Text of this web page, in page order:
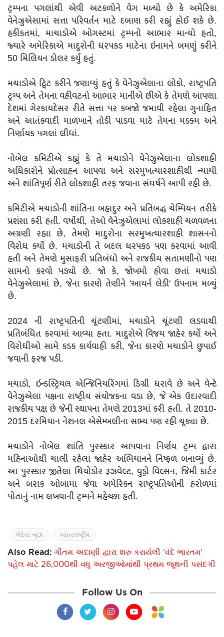
ટ્રમ્પના પગલાંથી એવી અટકળોને વેગ મળ્યો છે કે અમેરિકા
વેનેઝુએસામાં સત્તા પરિવર્તન માટે દબાણ કરી રહ્યું હોઈ શકે છે.
હકીકતમાં, માચાડોએ ઓગસ્ટમાં ટ્રમ્પનો આભાર માન્યો હતો,
જ્યારે અમેરિકાએ માદુરોની ધરપકડ માટેના ઇનામને બમણું કરીને
50 મિલિયન ડોલર કર્યું હતું.
મચાડોએ ટ્વિટ કરીને જણાવ્યું હતું કે વેનેઝુએલાના લોકો, રાષ્ટ્રપતિ
ટ્રમ્પ અને તેમના વહીવટનો આભાર માનીએ છીએ કે તેમણે આપણા
દેશમાં ગેરકાયદેસર રીતે સત્તા પર કબજો જમાવી રહેલા ગુનાહિત
અને આતંકવાદી માળખાને તોડી પાડવા માટે તેમના મક્કમ અને
નિર્ણાયક પગલાં લીધાં.
નોબેલ કમિટીએ કહ્યું કે તે મચાડોને વેનેઝુએલાના લોકશાહી
અધિકારોને પ્રોત્સાહન આપવા અને સરમુખત્યારશાહીથી ન્યાયી
અને શાંતિપૂર્ણ રીતે લોકશાહી તરફ જવાના સંઘર્ષને આપી રહી છે.
કમિટીએ મચાડોની શાંતિના બહાદુર અને પ્રતિબદ્ધ ચેમ્પિયન તરીકે
પ્રશંસા કરી હતી. વર્ષોથી, તેઓ વેનેઝુએલામાં લોકશાહી ચળવળના
અગ્રણી રહ્યા છે, તેમણે માદુરોના સરમુખત્યારશાહી શાસનનો
વિરોધ કર્યો છે. મચાડોની તે બદલ ધરપકડ પણ કરવામાં આવી
હતી અને તેમણે મુસાફરી પ્રતિબંધો અને રાજકીય સતામણીનો પણ
સામનો કરવો પડ્યો છે. જો કે, જોખમો હોવા છતાં મચાડો
વેનેઝુએલામાં છે, જેના કારણે તેણીને 'આયર્ન લેડી' ઉપનામ મળ્યું
છે.
2024 ની રાષ્ટ્રપતિની ચૂંટણીમાં, મચાડોને ચૂંટણી લડવાથી
પ્રતિબંધિત કરવામાં આવ્યા હતા. માદુરોએ વિજય જાહેર કર્યો અને
વિરોધીઓ સામે કડક કાર્યવાહી કરી, જેના કારણે મચાડોને છુપાઈ
જવાની ફરજ પડી.
મચાડો, ઇન્ડસ્ટ્રિયલ એન્જિનિયરિંગમાં ડિગ્રી ધરાવે છે અને વેન્ટે
વેનેઝુએલા પક્ષના રાષ્ટ્રીય સંયોજકના વડા છે, જે એક ઉદારવાદી
રાજકીય પક્ષ છે જેની સ્થાપના તેમણે 2013માં કરી હતી. તે 2010-
2015 દરમિયાન નેશનલ એસેમ્બલીના સભ્ય પણ રહી ચૂક્યા છે.
મચાડોને નોબેલ શાંતિ પુરસ્કાર આપવાના નિર્ણય ટ્રમ્પ દ્વારા
મહિનાઓથી ચાલી રહેલા જાહેર અભિયાનને નિષ્ફળ બનાવ્યું છે.
આ પુરસ્કાર જીતેલા થિયોડોર રૂઝવેલ્ટ, વુડ્રો વિલ્સન, જિમી કાર્ટર
અને બરાક ઓબામા જેવા અમેરિકન રાષ્ટ્રપતિઓની હરોળમાં
પોતાનું નામ લખવાની ટ્રમ્પને મહેચ્છા હતી.
લેટેસ્ટ ન્યૂઝ આંતરરાષ્ટ્રીય
Also Read: ગૌતમ અદાણી દ્વારા શરુ કરાયેલી ‘વંદે ભારતમ’
પહેલ માટે 26,000થી વધુ અરજીઓમાંથી પ્રથમ જૂથની પસંદગી
Follow Us On